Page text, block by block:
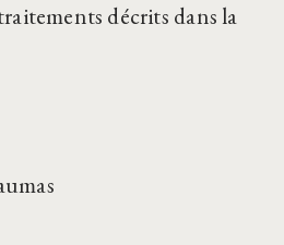
décrits dans la